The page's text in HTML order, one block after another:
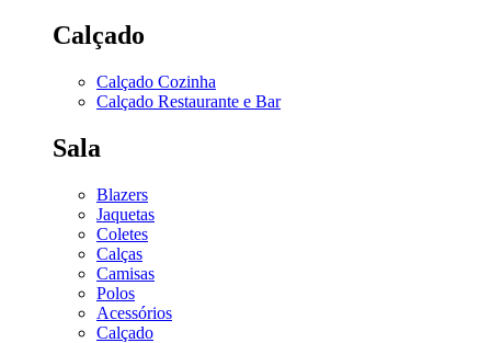
Calçado
Calçado Cozinha
Calçado Restaurante e Bar
Sala
Blazers
Jaquetas
Coletes
Calças
Camisas
Polos
Acessórios
Calçado